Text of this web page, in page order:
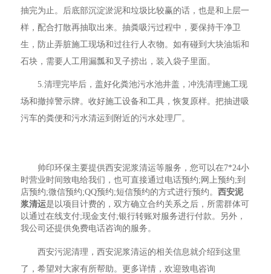
抽完为止。后底部沉淀淤泥和垃圾比较赢的话，也是和上层一
样，配合打散再抽取出来。抽粪吸污过程中，要保持干净卫
生，防止弄脏施工现场和过往行人衣物。如有碰到大块油垢和
石块，需要人工用漏瓢和叉子捞出，装入袋子里面。
5.清理完毕后，盖好化粪池污水池井盖，冲洗清理施工现
场和撤掉警示牌。收好施工设备和工具，恢复原样。把抽进吸
污车的粪便和污水清运到附近的污水处理厂。
帅印环保主要提供西安泥浆清运等服务，您可以在7*24小
时营业时间致电给我们，也可直接通过电话预约;网上预约;到
店预约;微信预约;QQ预约;短信预约的方式进行预约。 西安泥
浆清运是以项目计费的，双方确立合约关系之后，所需群体可
以通过在线支付;现金支付;银行转账对服务进行付款。另外，
我公司还提供免费电话咨询的服务。
西安污泥清理，西安泥浆清运的相关信息就介绍到这里
了，希望对大家有所帮助。更多详情，欢迎致电咨询